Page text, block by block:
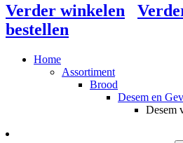
Verder winkelen
bestellen
Home
Assortiment
Brood
Desem en
Desem